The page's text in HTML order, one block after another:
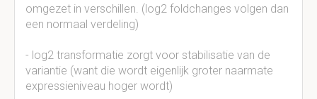
omgezet in verschillen. (log2 foldchanges volgen dan
een normaal verdeling)
- log2 transformatie zorgt voor stabilisatie van de
variantie (want die wordt eigenlijk groter naarmate
expressieniveau hoger wordt)